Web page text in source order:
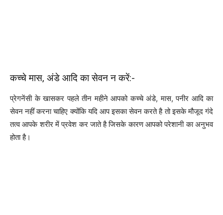
कच्चे मास, अंडे आदि का सेवन न करें:-
प्रेगनेंसी के खासकर पहले तीन महीने आपको कच्चे अंडे, मास, पनीर आदि का
सेवन नहीं करना चाहिए क्योंकि यदि आप इसका सेवन करते है तो इसके मौजूद गंदे
तत्व आपके शरीर में प्रवेश कर जाते है जिसके कारण आपको परेशानी का अनुभव
होता है।